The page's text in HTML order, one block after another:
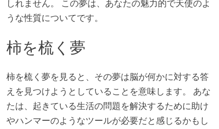
しれません。 この夢は、あなたの魅力的で天使のよ
うな性質についてです。
柿を梳く夢
柿を梳く夢を見ると、その夢は脳が何かに対する答
えを見つけようとしていることを意味します。 あな
たは、起きている生活の問題を解決するために助け
やハンマーのようなツールが必要だと感じるかもし